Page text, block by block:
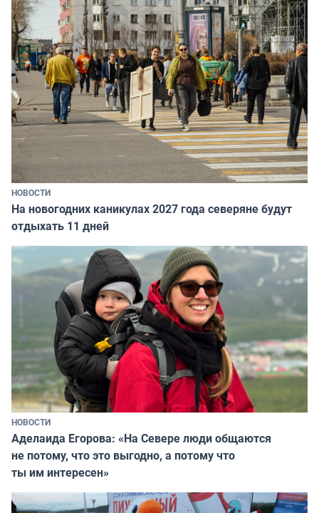
НОВОСТИ
На новогодних каникулах 2027 года северяне будут
отдыхать 11 дней
НОВОСТИ
Аделаида Егорова: «На Севере люди общаются
не потому, что это выгодно, а потому что
ты им интересен»